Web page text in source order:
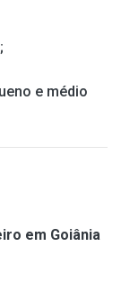
e médio
em Goiânia